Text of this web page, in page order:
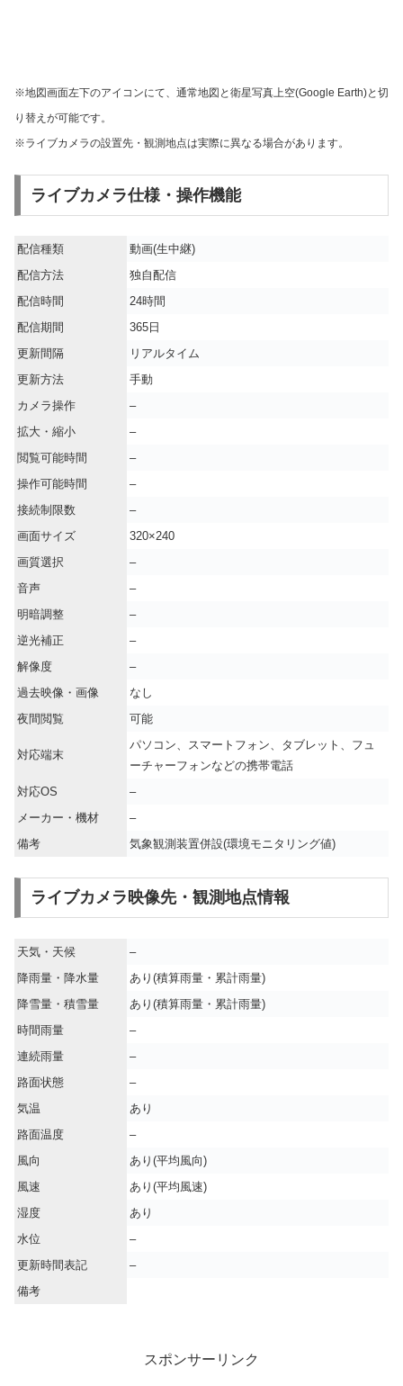
※地図画面左下のアイコンにて、通常地図と衛星写真上空(Google Earth)と切
り替えが可能です。
※ライブカメラの設置先・観測地点は実際に異なる場合があります。
ライブカメラ仕様・操作機能
配信種類
動画(生中継)
配信方法
独自配信
配信時間
24時間
配信期間
365日
更新間隔
リアルタイム
更新方法
手動
カメラ操作
–
拡大・縮小
–
閲覧可能時間
–
操作可能時間
–
接続制限数
–
画面サイズ
320×240
画質選択
–
音声
–
明暗調整
–
逆光補正
–
解像度
–
過去映像・画像
なし
夜間閲覧
可能
対応端末
パソコン、スマートフォン、タブレット、フュ
ーチャーフォンなどの携帯電話
対応OS
–
メーカー・機材
–
備考
気象観測装置併設(環境モニタリング値)
ライブカメラ映像先・観測地点情報
天気・天候
–
降雨量・降水量
あり(積算雨量・累計雨量)
降雪量・積雪量
あり(積算雨量・累計雨量)
時間雨量
–
連続雨量
–
路面状態
–
気温
あり
路面温度
–
風向
あり(平均風向)
風速
あり(平均風速)
湿度
あり
水位
–
更新時間表記
–
備考
スポンサーリンク